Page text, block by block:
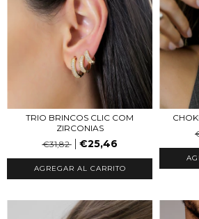
TRIO BRINCOS CLIC COM
ZIRCONIAS
€31,82
€25,46
AGREGAR AL CARRITO